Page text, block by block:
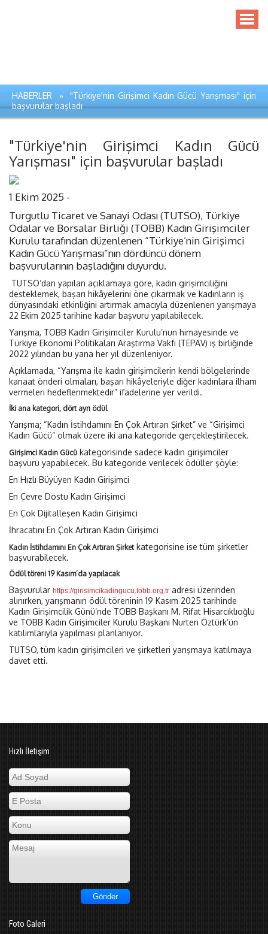
HABERLER » "Türkiye'nin Girişimci Kadın Gücü Yarışması" için
başvurular başladı
"Türkiye'nin Girişimci Kadın Gücü
Yarışması" için başvurular başladı
1 Ekim 2025 -
Turgutlu Ticaret ve Sanayi Odası (TUTSO), Türkiye
Odalar ve Borsalar Birliği (TOBB) Kadın Girişimciler
Kurulu tarafından düzenlenen “Türkiye’nin Girişimci
Kadın Gücü Yarışması”nın dördüncü dönem
başvurularının başladığını duyurdu.
TUTSO’dan yapılan açıklamaya göre, kadın girişimciliğini
desteklemek, başarı hikâyelerini öne çıkarmak ve kadınların iş
dünyasındaki etkinliğini artırmak amacıyla düzenlenen yarışmaya
22 Ekim 2025 tarihine kadar başvuru yapılabilecek.
Yarışma, TOBB Kadın Girişimciler Kurulu’nun himayesinde ve
Türkiye Ekonomi Politikaları Araştırma Vakfı (TEPAV) iş birliğinde
2022 yılından bu yana her yıl düzenleniyor.
Açıklamada, “Yarışma ile kadın girişimcilerin kendi bölgelerinde
kanaat önderi olmaları, başarı hikâyeleriyle diğer kadınlara ilham
vermeleri hedeflenmektedir” ifadelerine yer verildi.
İki ana kategori, dört ayrı ödül
Yarışma; “Kadın İstihdamını En Çok Artıran Şirket” ve “Girişimci
Kadın Gücü” olmak üzere iki ana kategoride gerçekleştirilecek.
Girişimci Kadın Gücü kategorisinde sadece kadın girişimciler
başvuru yapabilecek. Bu kategoride verilecek ödüller şöyle:
En Hızlı Büyüyen Kadın Girişimci
En Çevre Dostu Kadın Girişimci
En Çok Dijitalleşen Kadın Girişimci
İhracatını En Çok Artıran Kadın Girişimci
Kadın İstihdamını En Çok Artıran Şirketkategorisine ise tüm şirketler
başvurabilecek.
Ödül töreni 19 Kasım’da yapılacak
Başvurular https://girisimcikadingucu.tobb.org.tr adresi üzerinden
alınırken, yarışmanın ödül töreninin 19 Kasım 2025 tarihinde
Kadın Girişimcilik Günü’nde TOBB Başkanı M. Rifat Hisarcıklıoğlu
ve TOBB Kadın Girişimciler Kurulu Başkanı Nurten Öztürk’ün
katılımlarıyla yapılması planlanıyor.
TUTSO, tüm kadın girişimcileri ve şirketleri yarışmaya katılmaya
davet etti.
Hızlı İletişim
Foto Galeri